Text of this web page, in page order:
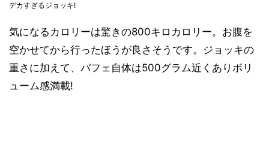
デカすぎるジョッキ!
気になるカロリーは驚きの800キロカロリー。お腹を
空かせてから行ったほうが良さそうです。ジョッキの
重さに加えて、パフェ自体は500グラム近くありボリ
ューム感満載!